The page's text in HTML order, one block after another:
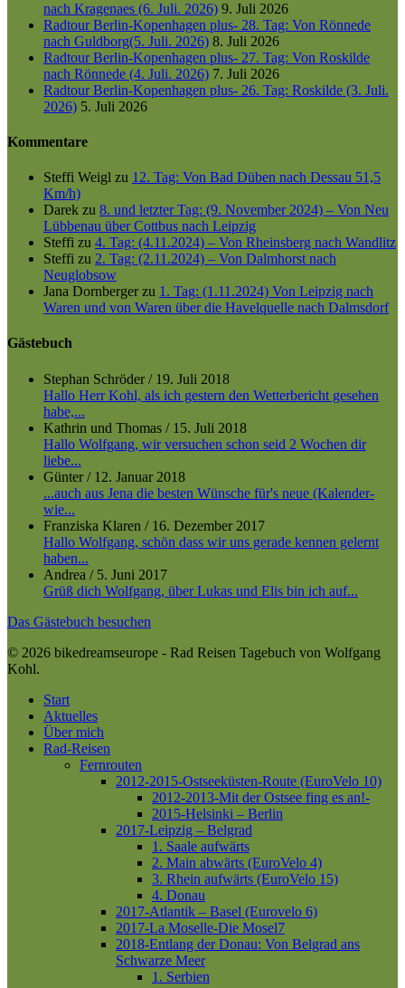
nach Kragenaes (6. Juli. 2026) 9. Juli 2026
Radtour Berlin-Kopenhagen plus- 28. Tag: Von Rönnede
nach Guldborg(5. Juli. 2026) 8. Juli 2026
Radtour Berlin-Kopenhagen plus- 27. Tag: Von Roskilde
nach Rönnede (4. Juli. 2026) 7. Juli 2026
Radtour Berlin-Kopenhagen plus- 26. Tag: Roskilde (3. Juli.
2026) 5. Juli 2026
Kommentare
Steffi Weigl zu 12. Tag: Von Bad Düben nach Dessau 51,5
Km/h)
Darek zu 8. und letzter Tag: (9. November 2024) – Von Neu
Lübbenau über Cottbus nach Leipzig
Steffi zu 4. Tag: (4.11.2024) – Von Rheinsberg nach Wandlitz
Steffi zu 2. Tag: (2.11.2024) – Von Dalmhorst nach
Neuglobsow
Jana Dornbergerzu 1. Tag: (1.11.2024) Von Leipzig nach
Waren und von Waren über die Havelquelle nach Dalmsdorf
Gästebuch
Stephan Schröder/ 19. Juli 2018
Hallo Herr Kohl, als ich gestern den Wetterbericht gesehen
habe,...
Kathrin und Thomas / 15. Juli 2018
Hallo Wolfgang, wir versuchen schon seid 2 Wochen dir
liebe...
Günter/ 12. Januar 2018
...auch aus Jena die besten Wünsche für's neue (Kalender-
wie...
Franziska Klaren / 16. Dezember 2017
Hallo Wolfgang, schön dass wir uns gerade kennen gelernt
haben...
Andrea / 5. Juni 2017
Grüß dich Wolfgang, über Lukas und Elis bin ich auf...
Das Gästebuch besuchen
© 2026 bikedreamseurope - Rad Reisen Tagebuch von Wolfgang
Kohl.
Close
Menu
Start
Aktuelles
Über mich
Rad-Reisen
Fernrouten
2012-2015-Ostseeküsten-Route (EuroVelo 10)
2012-2013-Mit der Ostsee fing es an!-
2015-Helsinki – Berlin
2017-Leipzig – Belgrad
1. Saale aufwärts
2. Main abwärts (EuroVelo 4)
3. Rhein aufwärts (EuroVelo 15)
4. Donau
2017-Atlantik – Basel (Eurovelo 6)
2017-La Moselle-Die Mosel7
2018-Entlang der Donau: Von Belgrad ans
Schwarze Meer
1. Serbien